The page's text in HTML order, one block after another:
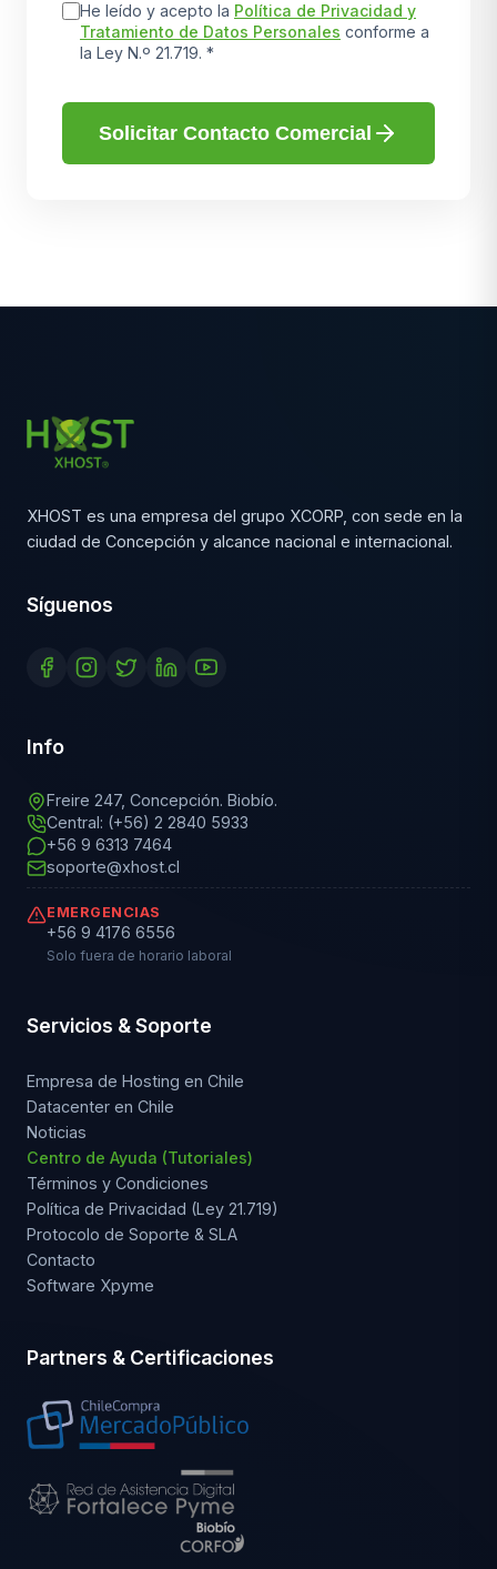
He leído y acepto la Política de Privacidad y
Tratamiento de Datos Personales conforme a
la Ley N.º 21.719. *
Solicitar Contacto Comercial
XHOST es una empresa del grupo XCORP, con sede en la
ciudad de Concepción y alcance nacional e internacional.
Síguenos
Info
Freire 247, Concepción. Biobío.
Central: (+56) 2 2840 5933
+56 9 6313 7464
soporte@xhost.cl
EMERGENCIAS
+56 9 4176 6556
Solo fuera de horario laboral
Servicios & Soporte
Empresa de Hosting en Chile
Datacenter en Chile
Noticias
Centro de Ayuda (Tutoriales)
Términos y Condiciones
Política de Privacidad (Ley 21.719)
Protocolo de Soporte & SLA
Contacto
Software Xpyme
Partners & Certificaciones